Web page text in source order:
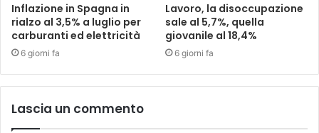
Inflazione in Spagna in
rialzo al 3,5% a luglio per
carburanti ed elettricità
6 giorni fa
Lavoro, la disoccupazione
sale al 5,7%, quella
giovanile al 18,4%
6 giorni fa
Lascia un commento